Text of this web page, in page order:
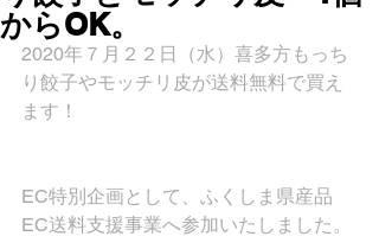
からOK。
2020年７月２２日（水）喜多方もっち
り餃子やモッチリ皮が送料無料で買え
ます！
EC特別企画として、ふくしま県産品
EC送料支援事業へ参加いたしました。